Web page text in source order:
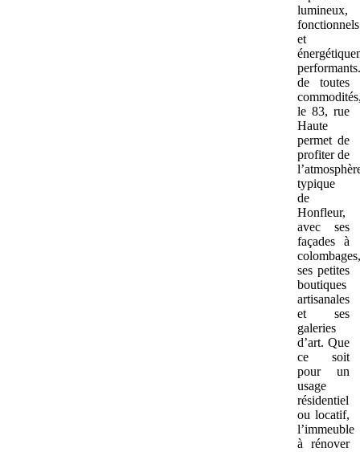
lumineux,
fonctionnels
et
de toutes
le 83, rue
Haute
permet de
profiter de
typique
de
Honfleur,
avec ses
façades à
colombages,
ses petites
boutiques
artisanales
et ses
galeries
d’art. Que
ce soit
pour un
usage
résidentiel
ou locatif,
l’immeuble
à rénover